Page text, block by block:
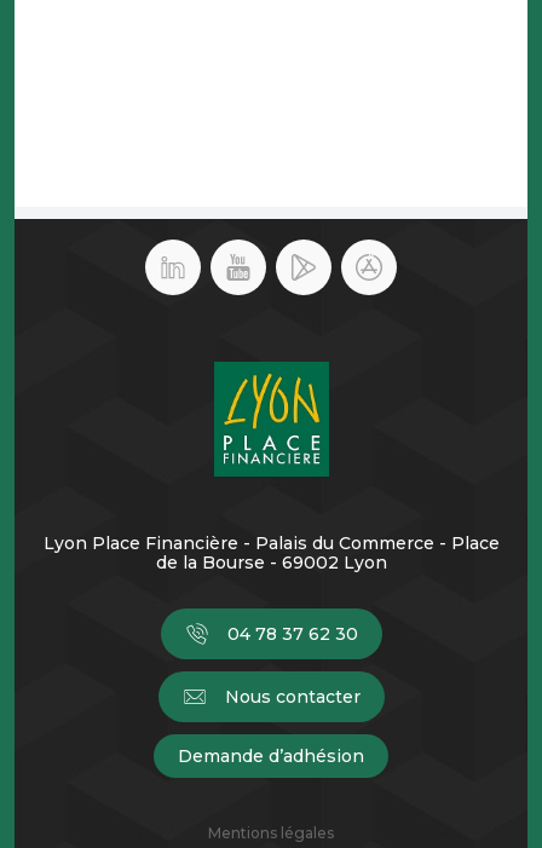
Lyon Place Financière - Palais du Commerce - Place
de la Bourse - 69002 Lyon
04 78 37 62 30
Nous contacter
Demande d’adhésion
Mentions légales